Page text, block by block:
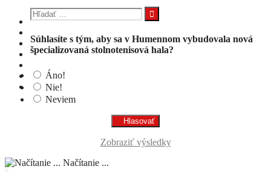
Hľadať:
Súhlasíte s tým, aby sa v Humennom vybudovala nová
špecializovaná stolnotenisová hala?
Áno!
Nie!
Neviem
Zobraziť výsledky
Načítanie ...